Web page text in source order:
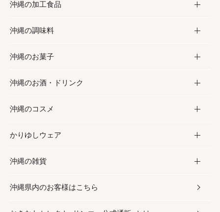
お取り寄せグルメ
フルーツ・野菜
お肉
海産物
沖縄の加工食品
加工食品
缶詰／パウチ
沖縄料理
沖縄そば／乾麺
レトルト食品
乾物／粉類
沖縄の調味料
調味料
砂糖／黒砂糖
塩
お酢／ドレッシング
しょうゆ
みそ
沖縄のお菓子
お菓子
黒糖
ちんすこう
伝統菓子
スナック
沖縄のお酒・ドリンク
お酒・ドリンク
泡盛
ビール・チューハイ
ワイン・ウィスキー・カクテル
沖縄のコスメ
コスメ
スキンケア
ボディケア
かりゆしウェア
かりゆしウェア
メンズ
沖縄の雑貨
雑貨
沖縄県内のお客様はこちら